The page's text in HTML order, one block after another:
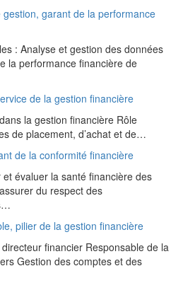
garant de la performance
: Analyse et gestion des données
la performance financière de
de la gestion financière
la gestion financière Rôle
de placement, d’achat et de…
de la conformité financière
et évaluer la santé financière des
du respect des
pilier de la gestion financière
financier Responsable de la
Gestion des comptes et des